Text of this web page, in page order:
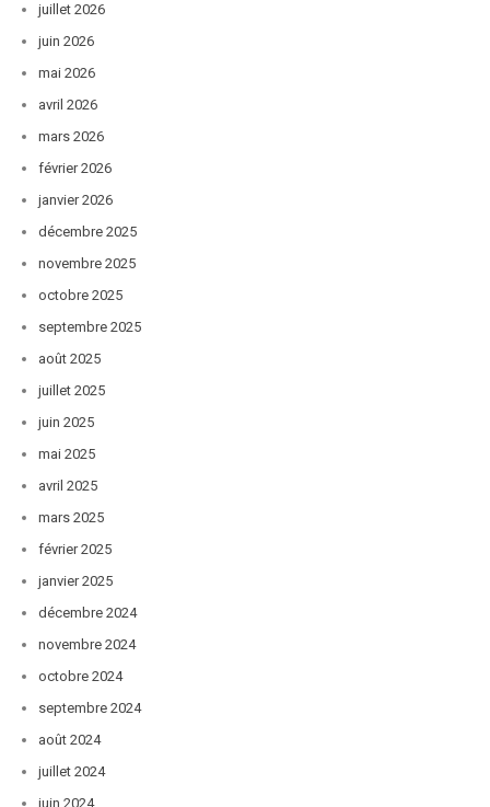
juillet 2026
juin 2026
mai 2026
avril 2026
mars 2026
février 2026
janvier 2026
décembre 2025
novembre 2025
octobre 2025
septembre 2025
août 2025
juillet 2025
juin 2025
mai 2025
avril 2025
mars 2025
février 2025
janvier 2025
décembre 2024
novembre 2024
octobre 2024
septembre 2024
août 2024
juillet 2024
juin 2024